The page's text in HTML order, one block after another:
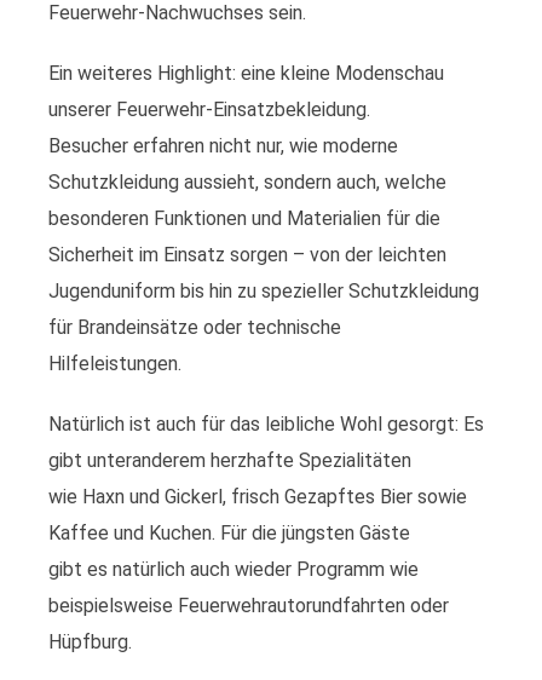
Feuerwehr-Nachwuchses sein.
Ein weiteres Highlight: eine kleine Modenschau
unserer Feuerwehr-Einsatzbekleidung.
Besucher erfahren nicht nur, wie moderne
Schutzkleidung aussieht, sondern auch, welche
besonderen Funktionen und Materialien für die
Sicherheit im Einsatz sorgen – von der leichten
Jugenduniform bis hin zu spezieller Schutzkleidung
für Brandeinsätze oder technische
Hilfeleistungen.
Natürlich ist auch für das leibliche Wohl gesorgt: Es
gibt unteranderem herzhafte Spezialitäten
wie Haxn und Gickerl, frisch Gezapftes Bier sowie
Kaffee und Kuchen. Für die jüngsten Gäste
gibt es natürlich auch wieder Programm wie
beispielsweise Feuerwehrautorundfahrten oder
Hüpfburg.